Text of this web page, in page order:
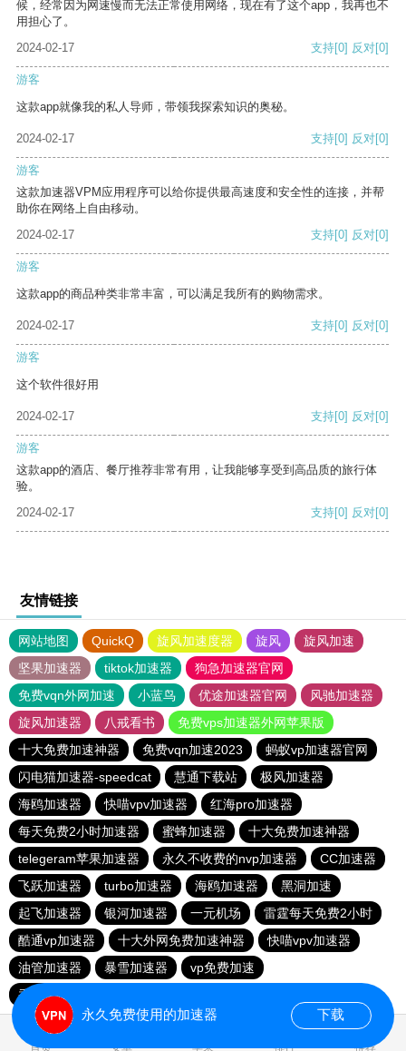
候，经常因为网速慢而无法正常使用网络，现在有了这个app，我再也不
用担心了。
2024-02-17
支持[0] 反对[0]
游客
这款app就像我的私人导师，带领我探索知识的奥秘。
2024-02-17 支持[0] 反对[0]
游客
这款加速器VPM应用程序可以给你提供最高速度和安全性的连接，并帮
助你在网络上自由移动。
2024-02-17
支持[0] 反对[0]
游客
这款app的商品种类非常丰富，可以满足我所有的购物需求。
2024-02-17 支持[0] 反对[0]
游客
这个软件很好用
2024-02-17 支持[0] 反对[0]
游客
这款app的酒店、餐厅推荐非常有用，让我能够享受到高品质的旅行体
验。
2024-02-17
支持[0] 反对[0]
友情链接
网站地图 QuickQ 旋风加速度器 旋风
旋风加速
坚果加速器
tiktok加速器
狗急加速器官网
免费vqn外网加速
小蓝鸟 优途加速器官网
风驰加速器
旋风加速器
八戒看书
免费vps加速器外网苹果版
十大免费加速神器
免费vqn加速2023
蚂蚁vp加速器官网
闪电猫加速器-speedcat
慧通下载站
极风加速器
海鸥加速器
快喵vpv加速器
红海pro加速器
每天免费2小时加速器
蜜蜂加速器
十大免费加速神器
telegeram苹果加速器
永久不收费的nvp加速器
CC加速器
飞跃加速器
turbo加速器 海鸥加速器
黑洞加速
起飞加速器
银河加速器 一元机场
雷霆每天免费2小时
酷通vp加速器
十大外网免费加速神器
快喵vpv加速器
油管加速器
暴雪加速器
vp免费加速
香蕉加速器官网正版
首页 安卓 苹果 排行 推荐
永久免费使用的加速器 下载
1.248080s